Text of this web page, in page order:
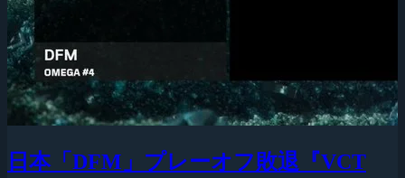
日本「DFM」プレーオフ敗退『VCT